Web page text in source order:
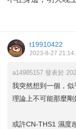
t19910422
2023-8-27
a14985157 發表於
我突然想到一個，似
理論上不可能那麼剛
或許CN-THS1 濕度